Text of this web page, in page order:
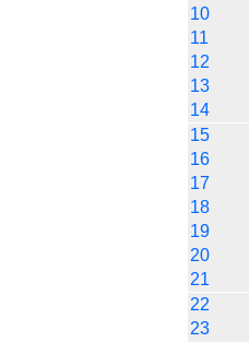
10
11
12
13
14
15
16
17
18
19
20
21
22
23